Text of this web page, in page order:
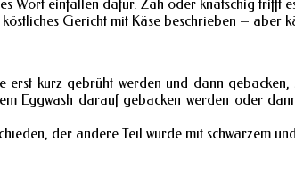
Wort einfallen dafür. Zäh oder knatschig trifft
Gericht mit Käse beschrieben – aber
kurz gebrüht werden und dann
Eggwash darauf gebacken werden oder
der andere Teil wurde mit schwarzem